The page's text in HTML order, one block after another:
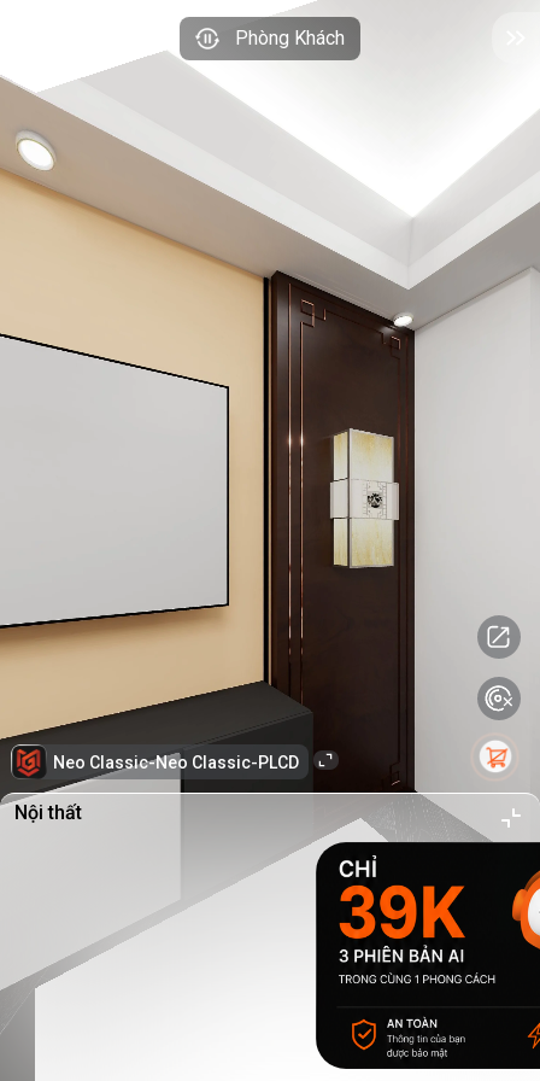
Phòng Khách
Neo Classic-Neo Classic-PLCD
Nội thất